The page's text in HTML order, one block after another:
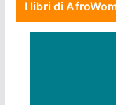
I libri di